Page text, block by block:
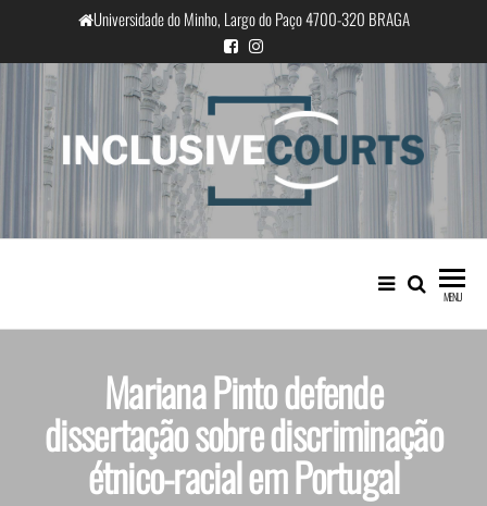
Universidade do Minho, Largo do Paço 4700-320 BRAGA
InclusiveCourts
Igualdade e diferença cultural na
prática judicial portuguesa
MENU
Mariana Pinto defende
dissertação sobre discriminação
étnico-racial em Portugal